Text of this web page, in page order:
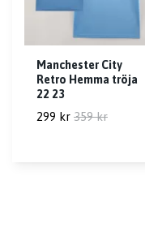
Manchester City
Retro Hemma tröja
22 23
299 kr 359 kr